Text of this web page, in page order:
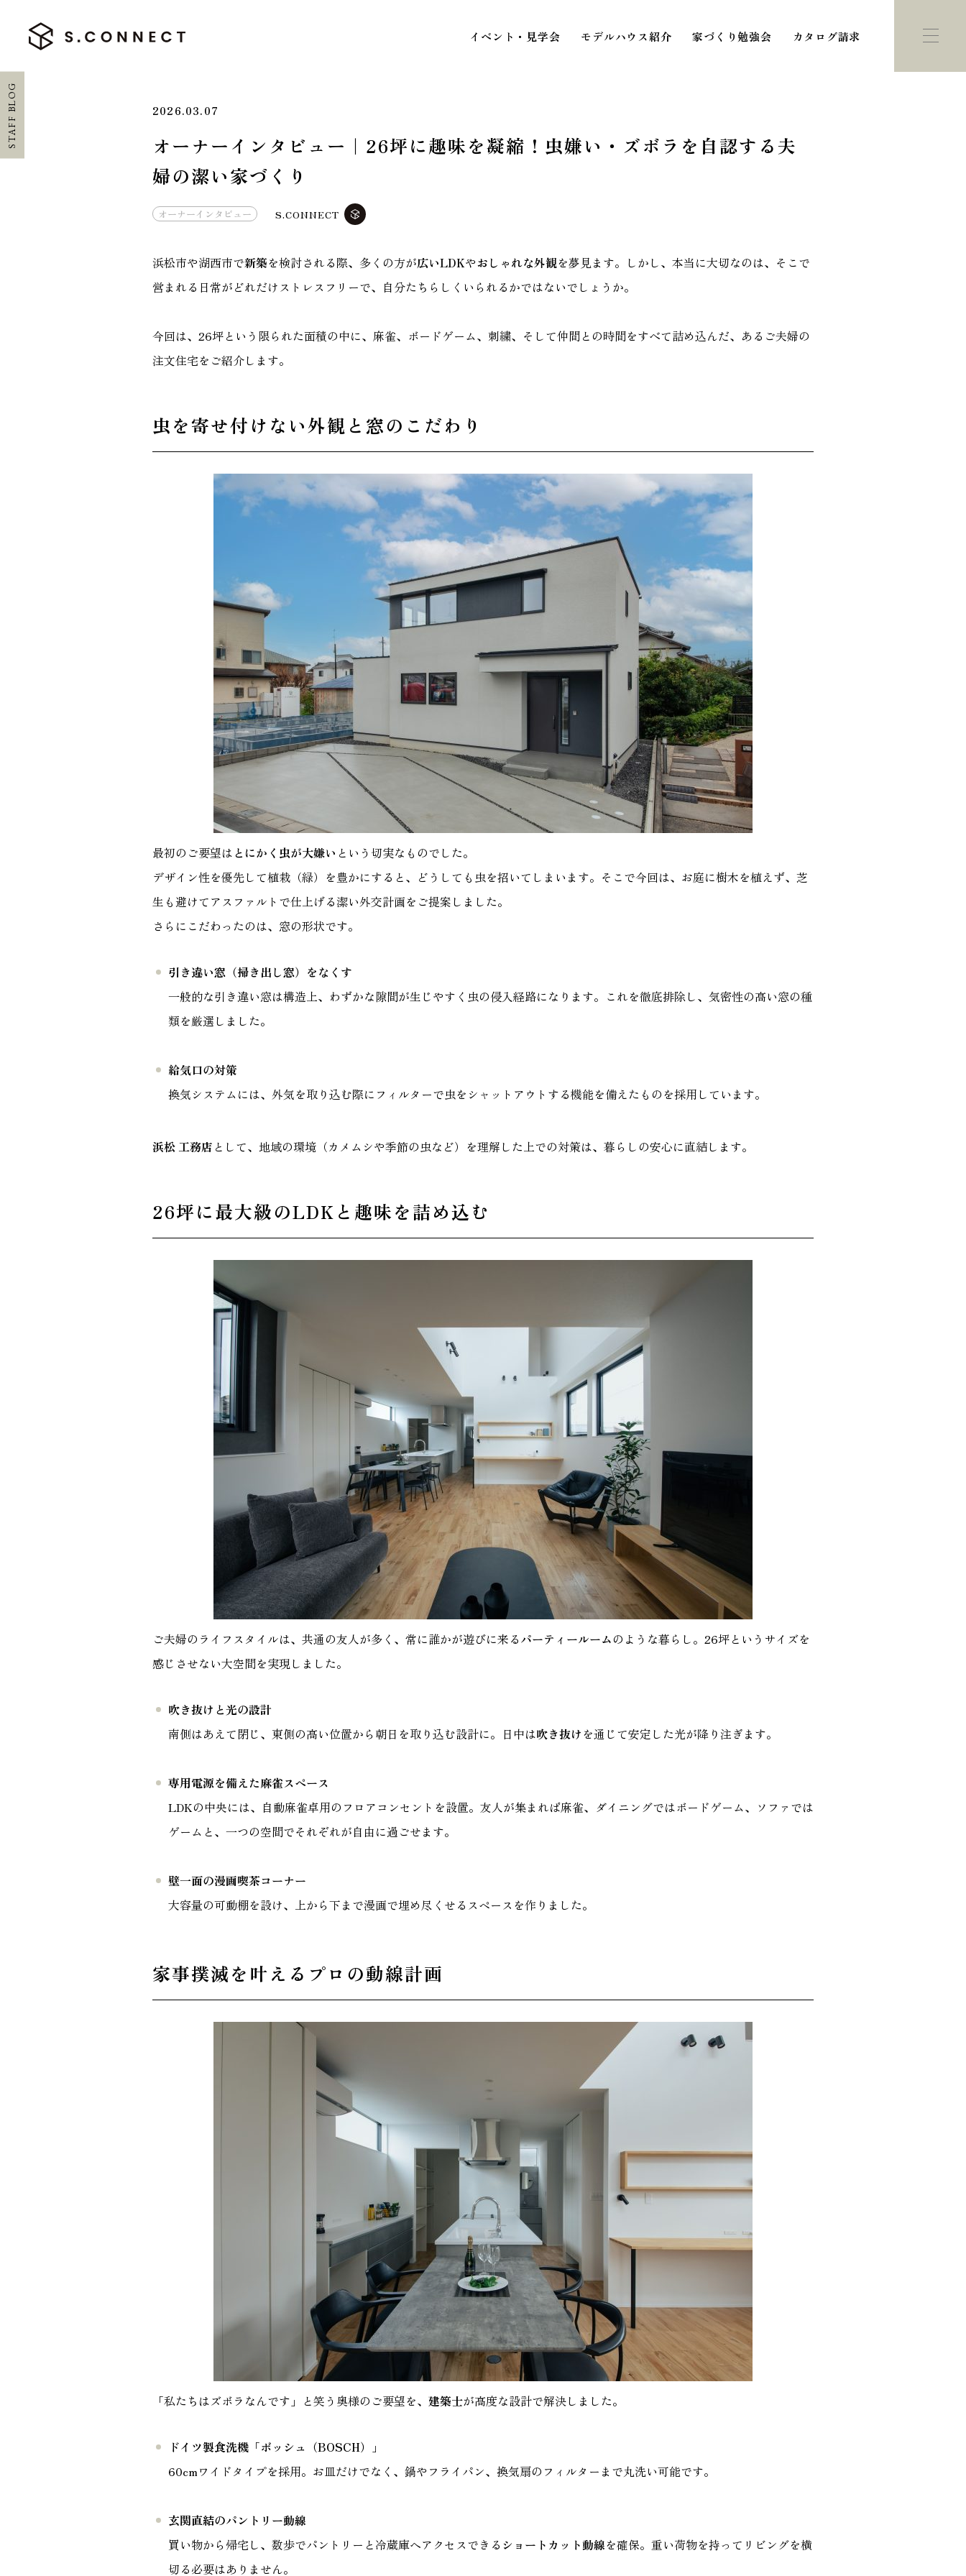
イベント・見学会 モデルハウス紹介 家づくり勉強会 カタログ請求
HOME
CASE
GALLERY
COMPANY
ACCESS MAP
STAFF BLOG 2026.03.07
オーナーインタビュー｜26坪に趣味を凝縮！虫嫌い・ズボラを自認する夫
婦の潔い家づくり
オーナーインタビュー S.CONNECT
浜松市や湖西市で新築を検討される際、多くの方が広いLDKやおしゃれな外観を夢見ます。しかし、本当に大切なのは、そこで
営まれる日常がどれだけストレスフリーで、自分たちらしくいられるかではないでしょうか。
今回は、26坪という限られた面積の中に、麻雀、ボードゲーム、刺繍、そして仲間との時間をすべて詰め込んだ、あるご夫婦の
注文住宅をご紹介します。
虫を寄せ付けない外観と窓のこだわり
最初のご要望はとにかく虫が大嫌い という切実なものでした。
デザイン性を優先して植栽（緑）を豊かにすると、どうしても虫を招いてしまいます。そこで今回は、お庭に樹木を植えず、芝
生も避けてアスファルトで仕上げる潔い外交計画をご提案しました。
さらにこだわったのは、窓の形状です。
引き違い窓（掃き出し窓）をなくす
一般的な引き違い窓は構造上、わずかな隙間が生じやすく虫の侵入経路になります。これを徹底排除し、気密性の高い窓の種
類を厳選しました。
給気口の対策
換気システムには、外気を取り込む際にフィルターで虫をシャットアウトする機能を備えたものを採用しています。
浜松 工務店 として、地域の環境（カメムシや季節の虫など）を理解した上での対策は、暮らしの安心に直結します。
26坪に最大級のLDKと趣味を詰め込む
ご夫婦のライフスタイルは、共通の友人が多く、常に誰かが遊びに来るパーティールームのような暮らし。26坪というサイズを
感じさせない大空間を実現しました。
吹き抜けと光の設計
南側はあえて閉じ、東側の高い位置から朝日を取り込む設計に。日中は吹き抜けを通じて安定した光が降り注ぎます。
専用電源を備えた麻雀スペース
LDKの中央には、自動麻雀卓用のフロアコンセントを設置。友人が集まれば麻雀、ダイニングではボードゲーム、ソファでは
ゲームと、一つの空間でそれぞれが自由に過ごせます。
壁一面の漫画喫茶コーナー
大容量の可動棚を設け、上から下まで漫画で埋め尽くせるスペースを作りました。
家事撲滅を叶えるプロの動線計画
「私たちはズボラなんです」と笑う奥様のご要望を、 建築士が高度な設計で解決しました。
ドイツ製食洗機「ボッシュ（BOSCH）」
60cmワイドタイプを採用。お皿だけでなく、鍋やフライパン、換気扇のフィルターまで丸洗い可能です。
玄関直結のパントリー動線
買い物から帰宅し、数歩でパントリーと冷蔵庫へアクセスできる ショートカット動線を確保。重い荷物を持ってリビングを横
切る必要はありません。